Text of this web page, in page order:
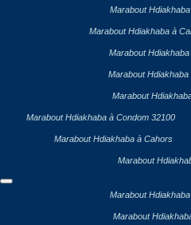
Marabout
Marabout Hdiakhaba à
Marabout
Marabout Hdiakhaba
Marabout
Marabout Hdiakhaba à Condom 32100
Marabout Hdiakhaba à Cahors
Marabout
Marabout
Marabout